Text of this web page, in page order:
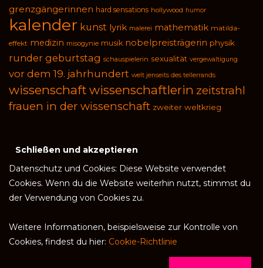
grenzgängerinnen hard sensations hollywood humor
kalender kunst lyrik malerei mathematik matilda-
effekt medizin misogynie musik nobelpreisträgerin physik
runder geburtstag schauspielerin sexualität vergewaltigung
vor dem 19. jahrhundert welt jenseits des tellerrands
wissenschaft wissenschaftlerin zeitstrahl
frauen in der wissenschaft zweiter weltkrieg
Datenschutz und Cookies: Diese Website verwendet
Cookies. Wenn du die Website weiterhin nutzt, stimmst du
der Verwendung von Cookies zu.
Weitere Informationen, beispielsweise zur Kontrolle von
Cookies, findest du hier: Cookie-Richtlinie